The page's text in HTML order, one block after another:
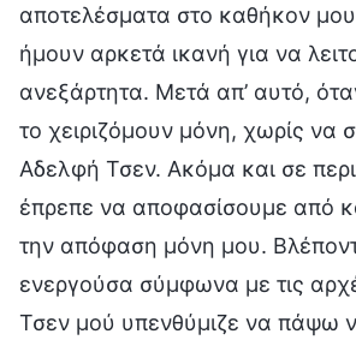
αποτελέσματα στο καθήκον μου
ήμουν αρκετά ικανή για να
ανεξάρτητα. Μετά απ’ αυτό,
το χειριζόμουν μόνη, χωρίς να
Αδελφή Τσεν. Ακόμα και σε
έπρεπε να αποφασίσουμε από
την απόφαση μόνη μου.
ενεργούσα σύμφωνα με τις
Τσεν μού υπενθύμιζε να πάψω